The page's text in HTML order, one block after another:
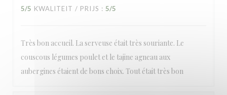
5/5 KWALITEIT / PRIJS : 5/5
Très bon accueil. La serveuse était très souriante. Le
couscous légumes poulet et le tajine agneau aux
aubergines étaient de bons choix. Tout était très bon